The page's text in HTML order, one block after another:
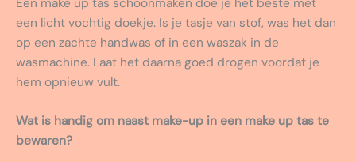
een licht vochtig doekje. Is je tasje van stof, was het dan
op een zachte handwas of in een waszak in de
wasmachine. Laat het daarna goed drogen voordat je
hem opnieuw vult.
Wat is handig om naast make-up in een make up tas te
bewaren?